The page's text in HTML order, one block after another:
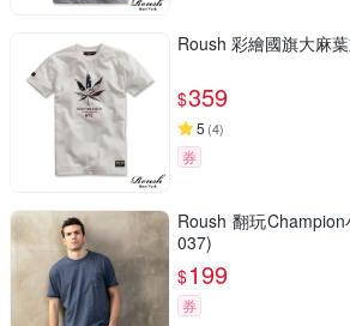
Roush 彩繪國旗大麻
$359
5 (4)
券
Roush 翻玩
037)
$199
券